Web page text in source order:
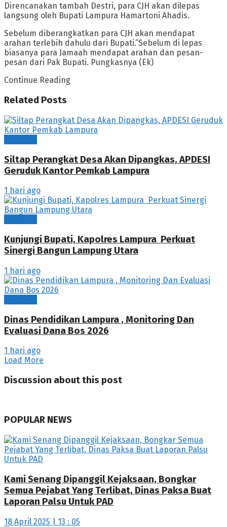
Direncanakan tambah Destri, para CJH akan dilepas
langsung oleh Bupati Lampura Hamartoni Ahadis.
Sebelum diberangkatkan para CJH akan mendapat
arahan terlebih dahulu dari Bupati.”Sebelum di lepas
biasanya para Jamaah mendapat arahan dan pesan-
pesan dari Pak Bupati. Pungkasnya (Ek)
Continue Reading
Related Posts
Siltap Perangkat Desa Akan Dipangkas, APDESI
Geruduk Kantor Pemkab Lampura
1 hari ago
Kunjungi Bupati, Kapolres Lampura Perkuat
Sinergi Bangun Lampung Utara
1 hari ago
Dinas Pendidikan Lampura , Monitoring Dan
Evaluasi Dana Bos 2026
1 hari ago
Load More
Discussion about this post
POPULAR NEWS
Kami Senang Dipanggil Kejaksaan, Bongkar
Semua Pejabat Yang Terlibat, Dinas Paksa Buat
Laporan Palsu Untuk PAD
18 April 2025 | 13 : 05